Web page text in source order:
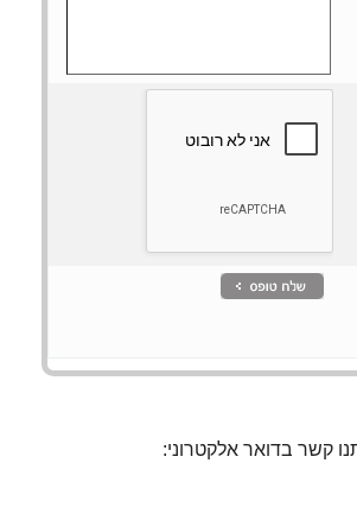
קשר בדואר אלקטרוני: